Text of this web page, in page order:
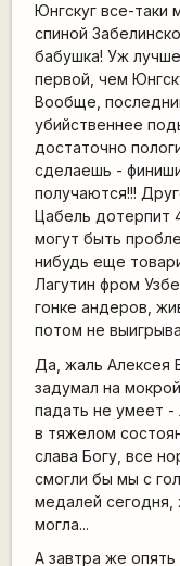
Юнгскуг все-таки
спиной
бабушка! Уж
первой, чем
Вообще,
убийственнее
достаточно
сделаешь -
получаются!!!
Цабель дотерпит
могут быть
нибудь еще
Лагутин фром
гонке андеров,
потом не
Да, жаль Алексея
задумал на
падать не умеет -
в тяжелом
слава Богу, все
смогли бы мы с
медалей сегодня,
могла...
А завтра же опять